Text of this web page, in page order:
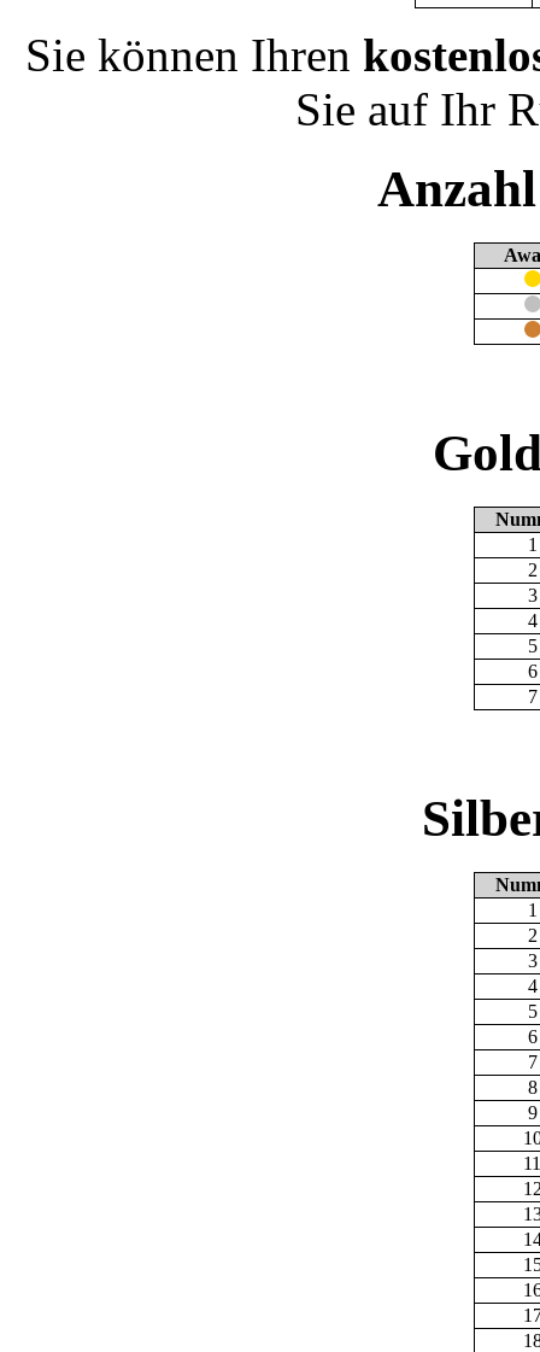
Sie können Ihren
Sie auf Ihr
1
2
3
4
5
6
7
1
2
3
4
5
6
7
8
9
11